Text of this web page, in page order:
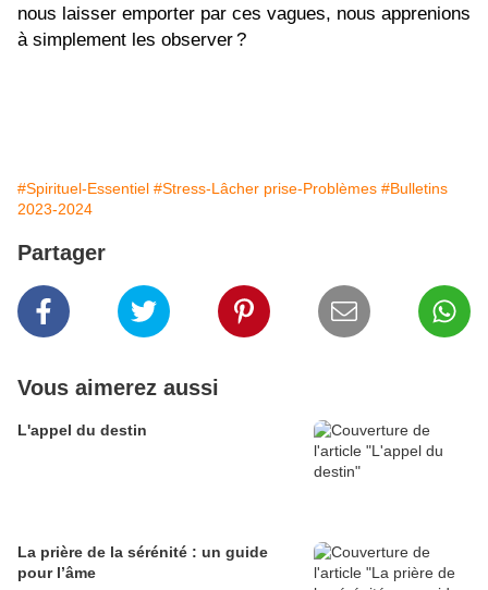
nous laisser emporter par ces vagues, nous apprenions
à simplement les observer ?
#Spirituel-Essentiel #Stress-Lâcher prise-Problèmes #Bulletins
2023-2024
Partager
Vous aimerez aussi
L'appel du destin
La prière de la sérénité : un guide
pour l’âme